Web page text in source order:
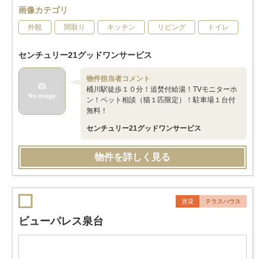
画像カテゴリ
外観 間取り キッチン リビング トイレ
センチュリー21グッドワンサービス
物件担当者コメント
桶川駅徒歩１０分！追焚付給湯！TVモニターホ
ン！ペット相談（猫１匹限定）！駐車場１台付
無料！
センチュリー21グッドワンサービス
物件を詳しく見る
賃貸 テラスハウス
ビューパレス泉台